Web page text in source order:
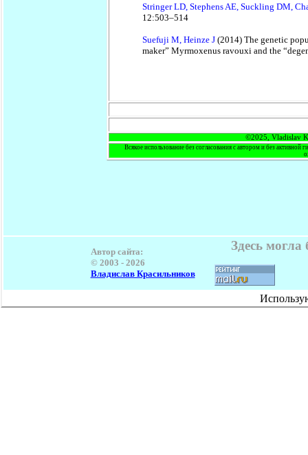
Stringer LD, Stephens AE, Suckling DM,
12:503–514
Suefuji M, Heinze J (2014) The genetic
maker” Myrmoxenus ravouxi and the
©2025, Vladislav
Всякое использование без согласования с автором и без активной
Автор сайта:
© 2003 - 2026
Владислав Красильников
Здесь